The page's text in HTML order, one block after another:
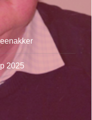
2025